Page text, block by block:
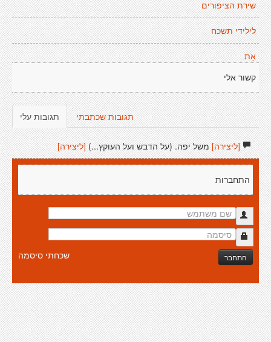
שירת הציפורים
לילידי תשכח
אַת
קשור אלי
תגובות עלי תגובות שכתבתי
[ליצירה]משל יפה. (על הדבש ועל העוקץ...) [ליצירה]
התחברות
התחבר שכחתי סיסמה